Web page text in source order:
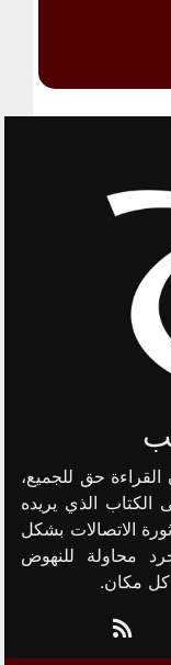
حق للجميع،
الذي يريده
الاتصالات بشكل
محاولة للنهوض
كل مكان.